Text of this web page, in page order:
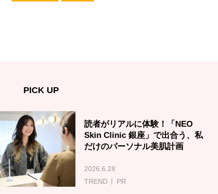
PICK UP
読者がリアルに体験！「NEO
Skin Clinic 銀座」で出合う、私
だけのパーソナル美肌計画
2026.6.28
TREND
PR